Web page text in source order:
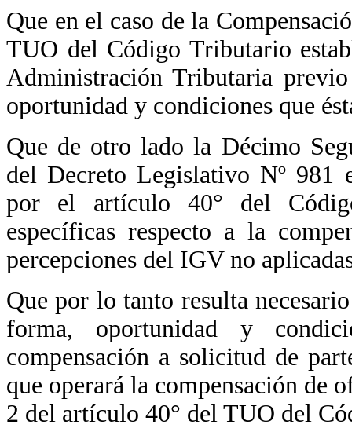
Que en el caso de la
TUO del Código Tributario
Administración Tributaria
oportunidad y condiciones que
Que de otro lado la Décimo
del Decreto Legislativo Nº 981
por el artículo 40° del
específicas respecto a la
percepciones del IGV no
Que por lo tanto resulta
forma, oportunidad y
compensación a solicitud de
que operará la compensación de
2 del artículo 40° del TUO del